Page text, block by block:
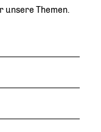
unsere Themen.